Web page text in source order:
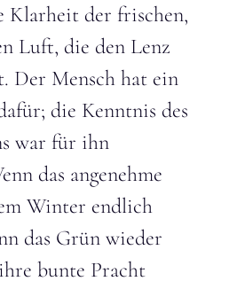
Klarheit der frischen,
Luft, die den Lenz
Der Mensch hat ein
die Kenntnis des
war für ihn
das angenehme
Winter endlich
das Grün wieder
bunte Pracht